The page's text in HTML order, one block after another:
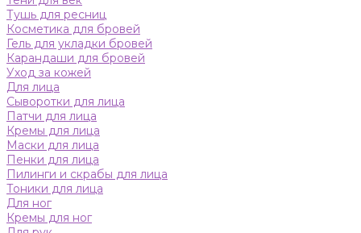
Тушь для ресниц
Косметика для бровей
Гель для укладки бровей
Карандаши для бровей
Уход за кожей
Для лица
Сыворотки для лица
Патчи для лица
Кремы для лица
Маски для лица
Пенки для лица
Пилинги и скрабы для лица
Тоники для лица
Для ног
Кремы для ног